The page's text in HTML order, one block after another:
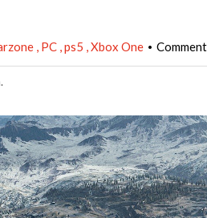
PC ps5 Xbox One •